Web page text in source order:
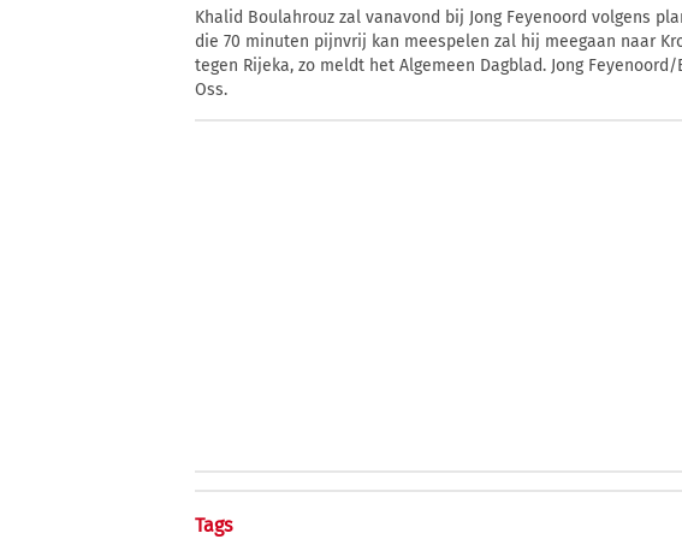
Khalid Boulahrouz zal vanavond bij Jong Feyenoord volgens
die 70 minuten pijnvrij kan meespelen zal hij meegaan naar
tegen Rijeka, zo meldt het Algemeen Dagblad. Jong
Oss.
Tags